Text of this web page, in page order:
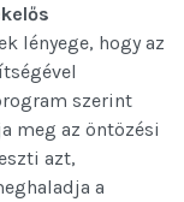
lényege, hogy az
szerint
meg az öntözési
azt,
a